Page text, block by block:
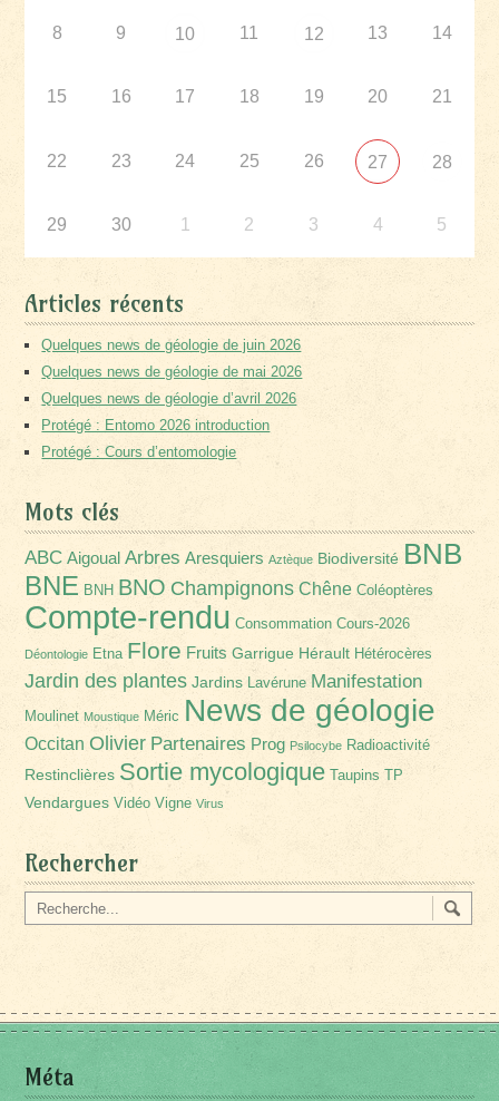
8 9 10 11 12 13 14
15 16 17 18 19 20 21
22 23 24 25 26 27 28
29 30 1 2 3 4 5
Articles récents
Quelques news de géologie de juin 2026
Quelques news de géologie de mai 2026
Quelques news de géologie d’avril 2026
Protégé : Entomo 2026 introduction
Protégé : Cours d’entomologie
Mots clés
ABC Aigoual Arbres Aresquiers Aztèque Biodiversité BNB
BNE BNH BNO Champignons Chêne Coléoptères
Compte-rendu Consommation Cours-2026
Déontologie Etna Flore Fruits Garrigue Hérault Hétérocères
Jardin des plantes Jardins Lavérune Manifestation
Moulinet Moustique Méric News de géologie
Occitan Olivier Partenaires Prog Psilocybe Radioactivité
Restinclières Sortie mycologique Taupins TP
Vendargues Vidéo Vigne Virus
Rechercher
Méta